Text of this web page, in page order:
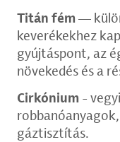
Titán fém —
keverékekhez
gyújtáspont, az
növekedés és a
Cirkónium -
gáztisztítás.